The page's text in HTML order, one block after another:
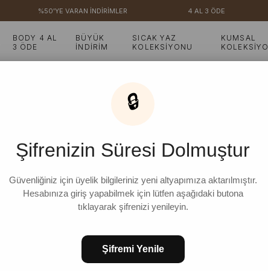
%50'YE VARAN İNDİRİMLER 4 AL 3 ÖDE
BODY 4 AL
3 ÖDE
BÜYÜK
İNDİRİM
SICAK YAZ
KOLEKSİYONU
KUMSAL
Tozlu Çiçek Nervürlü
% 11
₺1.899,99
🔒
Şifrenizin Süresi Dolmuştur
Güvenliğiniz için üyelik bilgileriniz yeni altyapımıza aktarılmıştır.
Hesabınıza giriş yapabilmek için lütfen aşağıdaki butona
tıklayarak şifrenizi yenileyin.
Şifremi Yenile